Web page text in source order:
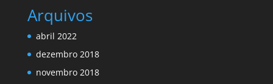
Arquivos
abril 2022
dezembro 2018
novembro 2018